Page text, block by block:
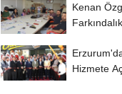
Kenan
Hizmete